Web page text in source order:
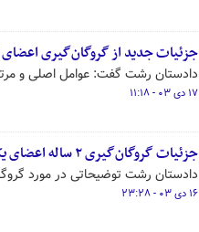
جزئیات جدید از گروگان‌گیری
دادستان رشت گفت: عوامل اصلی و
۱۷ دی ۰۳ - ۱۱:۱۸
جزئیات گروگان‌گیری ۲ ساله اعضای یک خانواده در رشت
دادستان رشت توضیحاتی در مورد گروگان‌گیری
۱۶ دی ۰۳ - ۲۳:۲۸